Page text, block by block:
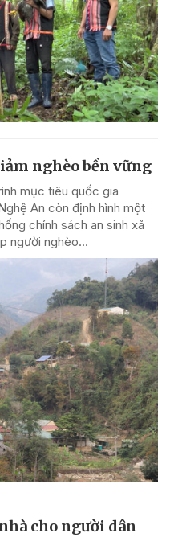
nghèo bền vững
mục tiêu quốc gia
An còn định hình một
chính sách an sinh xã
người nghèo...
cho người dân